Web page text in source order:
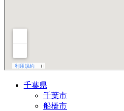
千葉県
千葉市
船橋市